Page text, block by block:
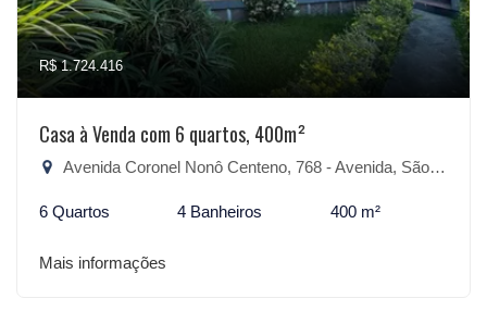
R$ 1.724.416
Casa à Venda com 6 quartos, 400m²
Avenida Coronel Nonô Centeno, 768 - Avenida, São Lourenço do Sul-RS
6 Quartos 4 Banheiros 400 m²
Mais informações